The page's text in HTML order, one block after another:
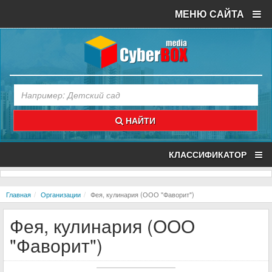
МЕНЮ САЙТА
НАЙТИ
КЛАССИФИКАТОР
Главная Организации Фея, кулинария (ООО "Фаворит")
Фея, кулинария (ООО
"Фаворит")